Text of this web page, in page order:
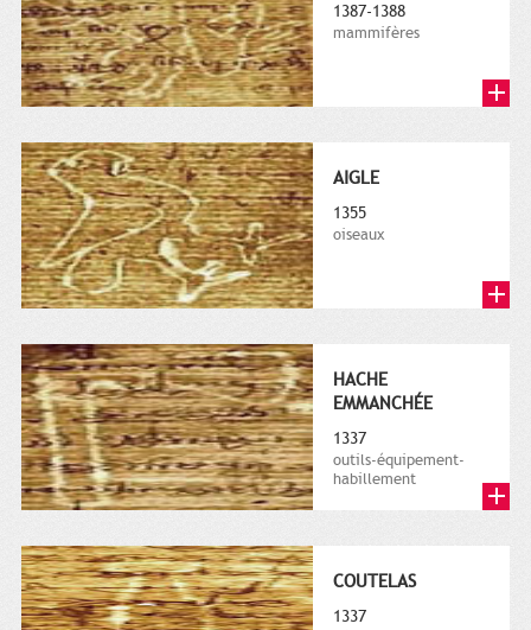
1387-1388
mammifères
AIGLE
1355
oiseaux
HACHE
EMMANCHÉE
1337
outils-équipement-
habillement
COUTELAS
1337